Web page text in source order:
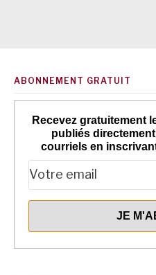
ABONNEMENT GRATUIT
Recevez gratuitement
publiés
courriels en